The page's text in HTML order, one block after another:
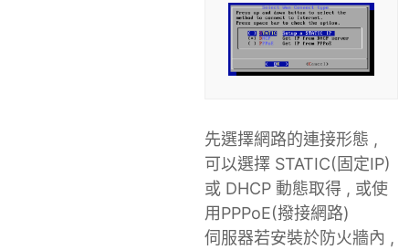
先選擇網路的連接形態 ,
可以選擇 STATIC(固定IP)
或 DHCP 動態取得 , 或使
用PPPoE(撥接網路)
伺服器若安裝於防火牆內 ,